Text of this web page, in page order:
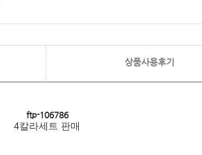
상품사용후기
ftp- 106786
4칼라세트 판매